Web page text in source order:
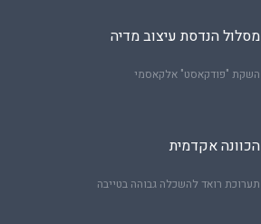
מסלול הנדסת עיצוב מדיה
השקת "פודקאסט" אלקאסמי
הכוונה אקדמית
תערוכת רואד להשכלה גבוהה בטייבה